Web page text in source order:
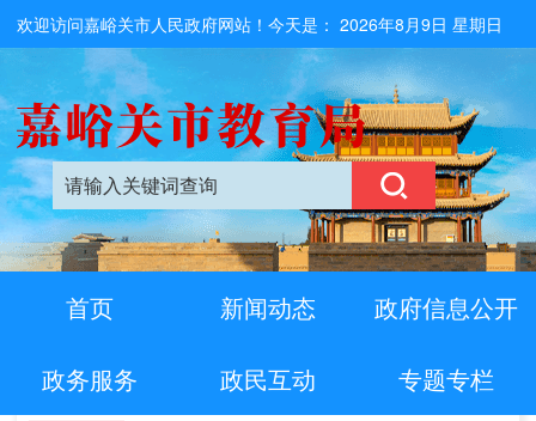
欢迎访问嘉峪关市人民政府网站！今天是：2026年8月9日 星期日
首页 新闻动态 政府信息公开
政务服务 政民互动 专题专栏